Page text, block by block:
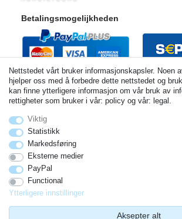
Betalingsmogelijkheden
© Copyright 2026 | Alle rettigheter forbeholdt. - Alle rechten
wettelijk verplicht 19% btw Basisprijzen zie artikeldetail | * Geldt
Nettstedet vårt bruker informasjonskapsler. Noen
hjelper oss med å forbedre dette nettstedet og
kan finne ytterligere informasjon om vår bruk av
rettigheter som bruker i vår: policy og vår: legal.
Viktig
Statistikk
Markedsføring
Eksterne medier
PayPal
Functional
Ytterligere innstillinger
Aksepter alt